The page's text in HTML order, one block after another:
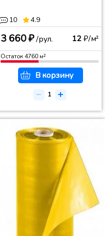
10 4.9
3 660 ₽/рул. 12₽/м²
Остаток 4760м²
В корзину